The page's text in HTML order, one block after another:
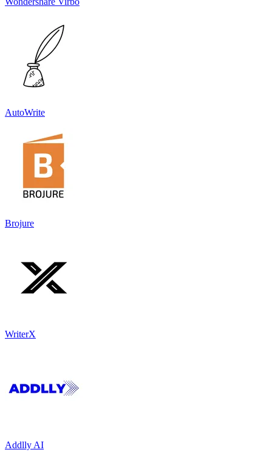
AutoWrite
Brojure
WriterX
Addlly AI